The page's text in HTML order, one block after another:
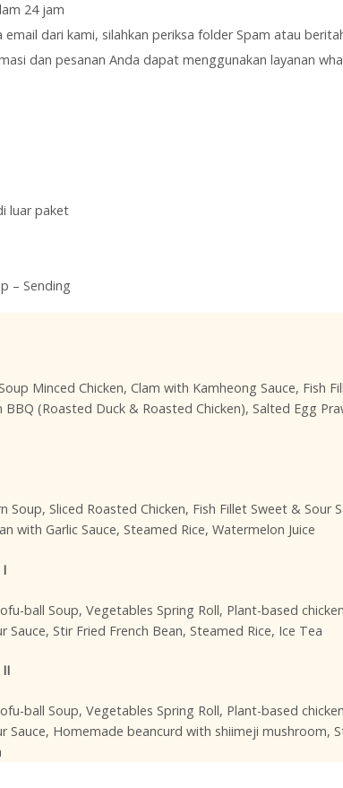
24 jam
email dari kami, silahkan periksa folder Spam atau
dan pesanan Anda dapat menggunakan layanan
luar paket
– Sending
Minced Chicken, Clam with Kamheong Sauce, Fish
(Roasted Duck & Roasted Chicken), Salted Egg
Soup, Sliced Roasted Chicken, Fish Fillet Sweet & Sour
with Garlic Sauce, Steamed Rice, Watermelon Juice
ball Soup, Vegetables Spring Roll, Plant-based
Sauce, Stir Fried French Bean, Steamed Rice, Ice Tea
ball Soup, Vegetables Spring Roll, Plant-based
Sauce, Homemade beancurd with shiimeji mushroom,